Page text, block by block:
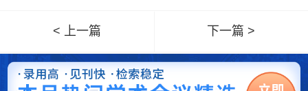
< 上一篇 下一篇 >